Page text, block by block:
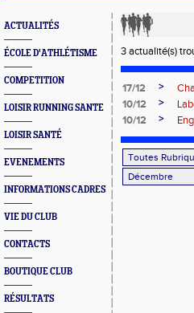
ACTUALITÉS
ÉCOLE D'ATHLÉTISME
COMPETITION
LOISIR RUNNING SANTE
LOISIR SANTÉ
EVENEMENTS
INFORMATIONS CADRES
VIE DU CLUB
CONTACTS
BOUTIQUE CLUB
RÉSULTATS
3 actualité(s)
17/12 >
10/12
>
10/12
>